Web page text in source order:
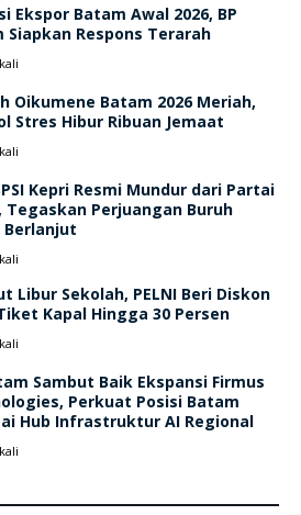
Ekspor Batam Awal 2026, BP
Siapkan Respons Terarah
kali
Oikumene Batam 2026 Meriah,
Stres Hibur Ribuan Jemaat
kali
Kepri Resmi Mundur dari Partai
Tegaskan Perjuangan Buruh
kali
Libur Sekolah, PELNI Beri Diskon
Kapal Hingga 30 Persen
kali
Sambut Baik Ekspansi Firmus
Perkuat Posisi Batam
Hub Infrastruktur AI Regional
kali